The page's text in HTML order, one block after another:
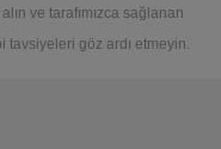
ve tarafımızca sağlanan
göz ardı etmeyin.